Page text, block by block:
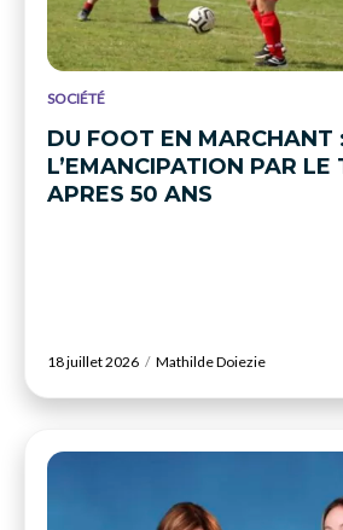
SOCIÉTÉ
DU FOOT EN MARCHANT
L’EMANCIPATION PAR LE
APRES 50 ANS
18 juillet 2026 Mathilde Doiezie